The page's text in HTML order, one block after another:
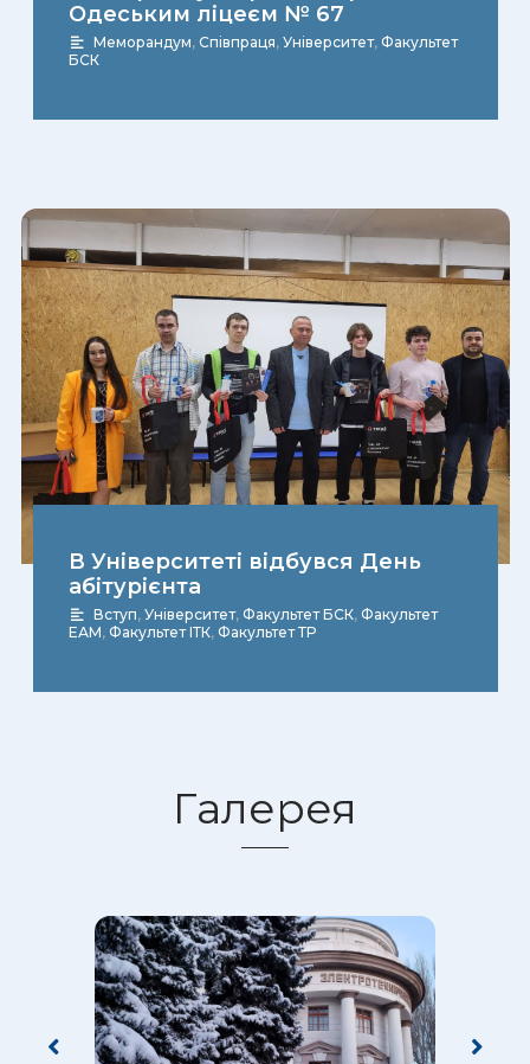
Одеським ліцеєм № 67
Меморандум, Співпраця, Університет, Факультет
БСК
В Університеті відбувся День
абітурієнта
Вступ, Університет, Факультет БСК, Факультет
ЕАМ, Факультет ІТК, Факультет ТР
Галерея